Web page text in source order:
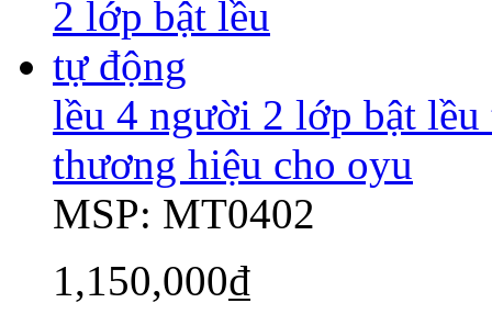
lều 4 người 2 lớp bật
thương hiệu cho oyu
MSP: MT0402
1,150,000₫